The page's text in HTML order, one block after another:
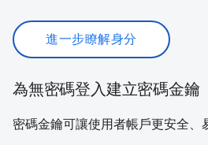
進一步瞭解身分
為無密碼登入建立密碼金鑰
密碼金鑰可讓使用者帳戶更安全、